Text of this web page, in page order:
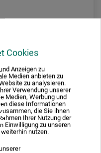
Cookies
Anzeigen zu
Medien anbieten zu
zu analysieren.
Verwendung unserer
Medien, Werbung und
diese Informationen
die Sie ihnen
Ihrer Nutzung der
Einwilligung zu unseren
nutzen.